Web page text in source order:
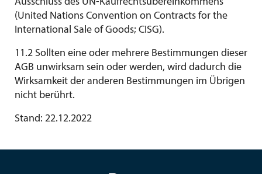
(United Nations Convention on Contracts for the
International Sale of Goods; CISG).
11.2 Sollten eine oder mehrere Bestimmungen dieser
AGB unwirksam sein oder werden, wird dadurch die
Wirksamkeit der anderen Bestimmungen im Übrigen
nicht berührt.
Stand: 22.12.2022